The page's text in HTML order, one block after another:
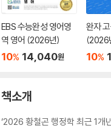
EBS 수능완성 영어영
역 영어 (2026년)
10% 14,040원
완자
(2026
10%
책소개
‘2026 황철곤 행정학 최근 1개